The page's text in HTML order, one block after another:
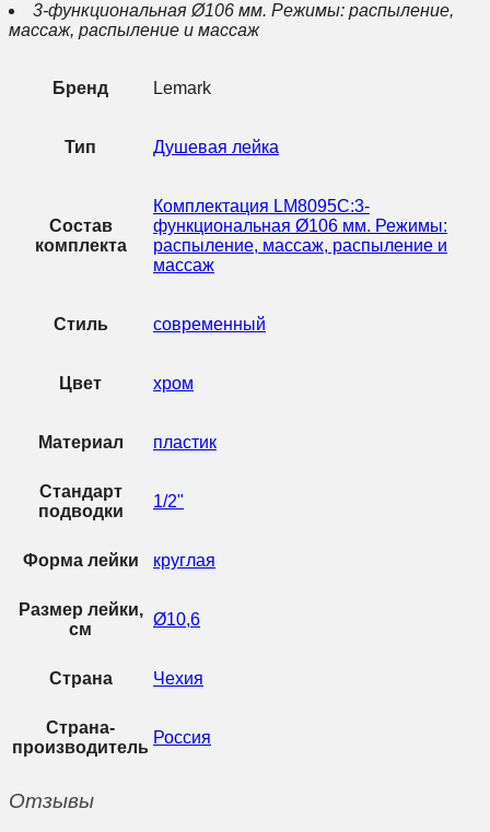
3-функциональная Ø106 мм. Режимы: распыление,
массаж, распыление и массаж
Бренд Lemark
Тип Душевая лейка
Состав
комплекта
Комплектация LM8095C:3-
функциональная Ø106 мм. Режимы:
распыление, массаж, распыление и
массаж
Стиль современный
Цвет хром
Материал пластик
Стандарт
подводки
1/2"
Форма лейки круглая
Размер лейки,
см
Ø10,6
Страна Чехия
Страна-
производитель
Россия
Отзывы